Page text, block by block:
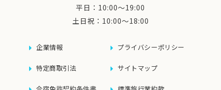
平日：10:00〜19:00
土日祝：10:00〜18:00
企業情報 プライバシーポリシー
特定商取引法 サイトマップ